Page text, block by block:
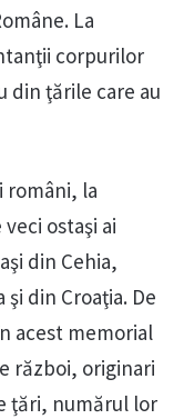
La
corpurilor
din ţările care au
români, la
ostaşi ai
din Cehia,
din Croaţia. De
acest memorial
război, originari
ţări, numărul lor